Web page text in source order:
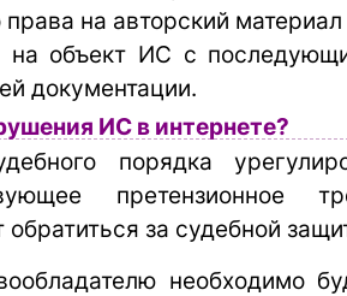
на авторский
на объект ИС с
документации.
ИС в интернете?
порядка
претензионное
за судебной
необходимо